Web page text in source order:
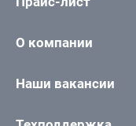
О компании
Наши вакансии